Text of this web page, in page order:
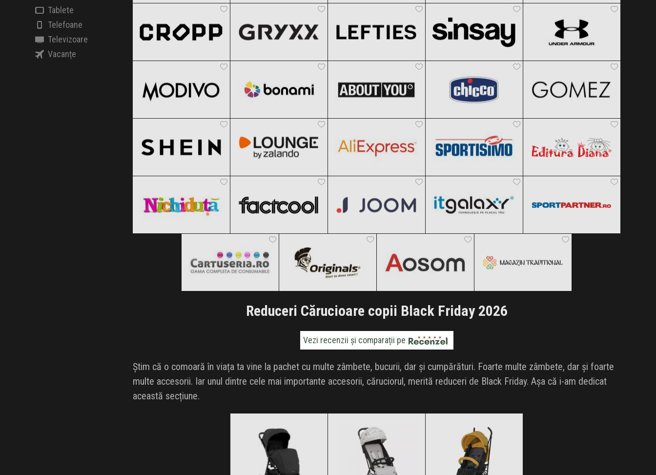
Tablete
Telefoane
Televizoare
Vacanțe
Clic și Vezi Ofertele! Clic și Vezi Ofertele! Clic și Vezi Ofertele! Clic și Vezi Ofertele! Clic și Vezi Ofertele!
Clic și Vezi Ofertele! Clic și Vezi Ofertele! Clic și Vezi Ofertele! Clic și Vezi Ofertele! Clic și Vezi Ofertele!
Clic și Vezi Ofertele! Clic și Vezi Ofertele! Clic și Vezi Ofertele! Clic și Vezi Ofertele! Clic și Vezi Ofertele!
Clic și Vezi Ofertele! Clic și Vezi Ofertele! Clic și Vezi Ofertele! Clic și Vezi Ofertele! Clic și Vezi Ofertele!
Clic și Vezi Ofertele! Clic și Vezi Ofertele! Clic și Vezi Ofertele! Clic și Vezi Ofertele! Clic și Vezi Ofertele!
Clic și Vezi Ofertele! Clic și Vezi Ofertele! Clic și Vezi Ofertele! Clic și Vezi Ofertele!
Reduceri Cărucioare copii Black Friday 2026
Vezi recenzii și comparații pe
Știm că o comoară în viața ta vine la pachet cu multe zâmbete, bucurii, dar și cumpărături. Foarte multe zâmbete, dar și foarte
multe accesorii. Iar unul dintre cele mai importante accesorii, căruciorul, merită reduceri de Black Friday. Așa că i-am dedicat
această secțiune.